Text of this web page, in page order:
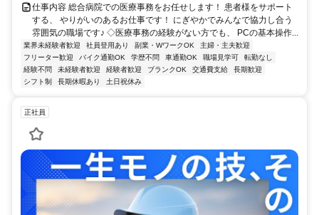
仕事内容 総合病院での医療事務をお任せします！ 患者様をサポート
する、 やりがいのあるお仕事です！ にぎやかでみんなで協力し合う
雰囲気の職場です♪ ◇医療事務の経験がない方でも、 PCの基本操作...
業界未経験者歓迎 社員登用あり 副業・WワークOK
主婦・主夫歓迎
フリーター歓迎
バイク通勤OK 学歴不問 車通勤OK 職場見学可
転勤なし
経験不問
未経験者歓迎 経験者歓迎 ブランクOK 交通費支給
長期歓迎
シフト制
長期休暇あり 土日祝休み
正社員